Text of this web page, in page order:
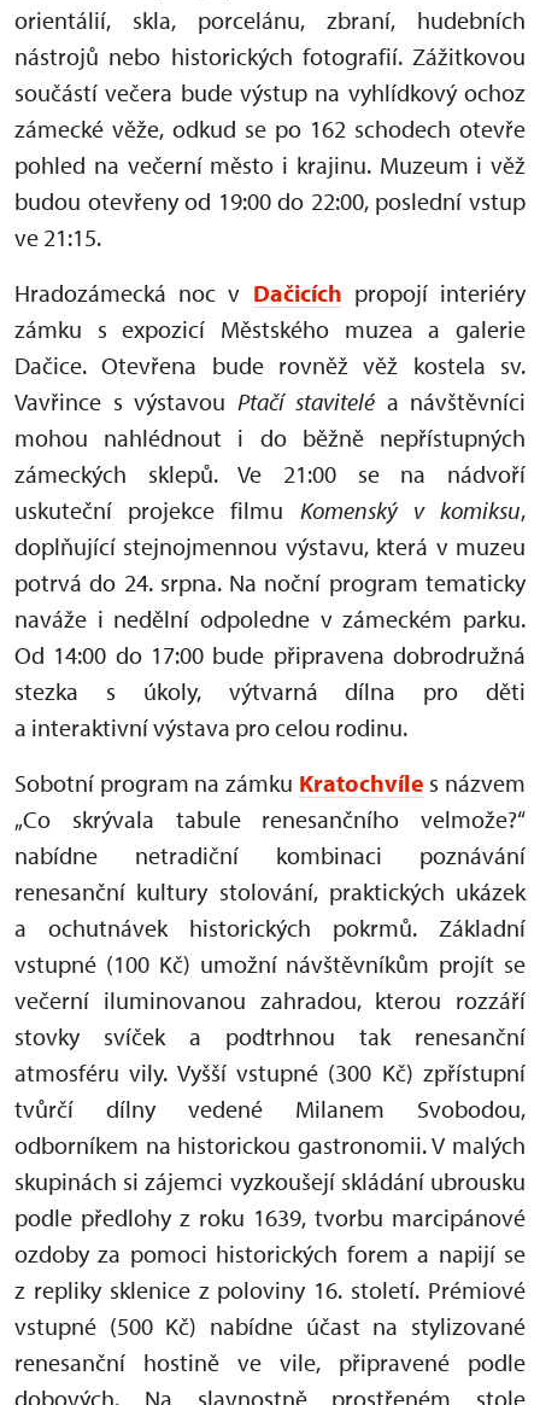
orientálií, skla, porcelánu, zbraní, hudebních
nástrojů nebo historických fotografií. Zážitkovou
součástí večera bude výstup na vyhlídkový ochoz
zámecké věže, odkud se po 162 schodech otevře
pohled na večerní město i krajinu. Muzeum i věž
budou otevřeny od 19:00 do 22:00, poslední vstup
ve 21:15.
Hradozámecká noc v Dačicích propojí interiéry
zámku s expozicí Městského muzea a galerie
Dačice. Otevřena bude rovněž věž kostela sv.
Vavřince s výstavou Ptačí stavitelé a návštěvníci
mohou nahlédnout i do běžně nepřístupných
zámeckých sklepů. Ve 21:00 se na nádvoří
uskuteční projekce filmu Komenský v komiksu,
doplňující stejnojmennou výstavu, která v muzeu
potrvá do 24. srpna. Na noční program tematicky
naváže i nedělní odpoledne v zámeckém parku.
Od 14:00 do 17:00 bude připravena dobrodružná
stezka s úkoly, výtvarná dílna pro děti
a interaktivní výstava pro celou rodinu.
Sobotní program na zámku Kratochvíle s názvem
„Co skrývala tabule renesančního velmože?“
nabídne netradiční kombinaci poznávání
renesanční kultury stolování, praktických ukázek
a ochutnávek historických pokrmů. Základní
vstupné (100 Kč) umožní návštěvníkům projít se
večerní iluminovanou zahradou, kterou rozzáří
stovky svíček a podtrhnou tak renesanční
atmosféru vily. Vyšší vstupné (300 Kč) zpřístupní
tvůrčí dílny vedené Milanem Svobodou,
odborníkem na historickou gastronomii. V malých
skupinách si zájemci vyzkoušejí skládání ubrousku
podle předlohy z roku 1639, tvorbu marcipánové
ozdoby za pomoci historických forem a napijí se
z repliky sklenice z poloviny 16. století. Prémiové
vstupné (500 Kč) nabídne účast na stylizované
renesanční hostině ve vile, připravené podle
dobových. Na slavnostně prostřeném stole